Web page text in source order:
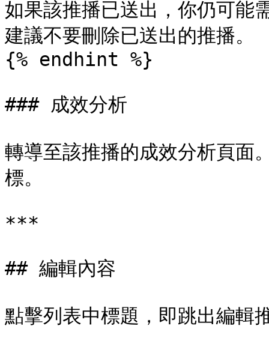
如果該推播已送出，你仍可能
建議不要刪除已送出的推播。
{% endhint %}
### 成效分析
轉導至該推播的成效分析頁面
標。
***
## 編輯內容
點擊列表中標題，即跳出編輯